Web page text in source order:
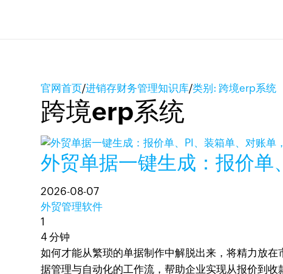
官网首页/进销存财务管理知识库/类别: 跨境erp系统
跨境erp系统
外贸单据一键生成：报价单
2026-08-07
外贸管理软件
1
4 分钟
如何才能从繁琐的单据制作中解脱出来，将精力放
据管理与自动化的工作流，帮助企业实现从报价到收